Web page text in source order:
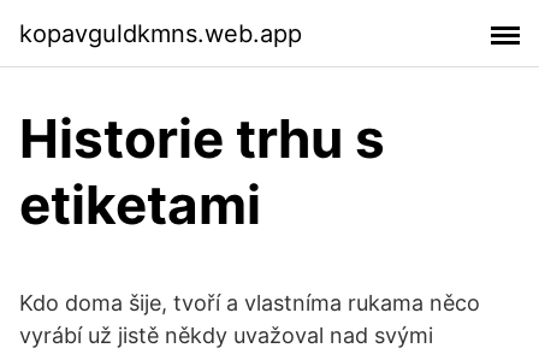
kopavguldkmns.web.app
Historie trhu s
etiketami
Kdo doma šije, tvoří a vlastníma rukama něco
vyrábí už jistě někdy uvažoval nad svými